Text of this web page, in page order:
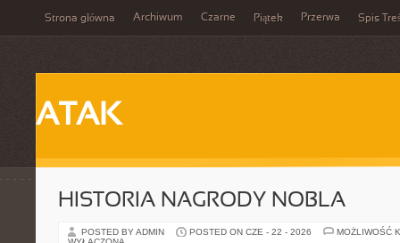
Strona główna Archiwum Czarne Piątek Przerwa Spis
ATAK
HISTORIA NAGRODY NOBLA
POSTED BY ADMIN POSTED ON CZE - 22 - 2026
MOŻLIWOŚĆ